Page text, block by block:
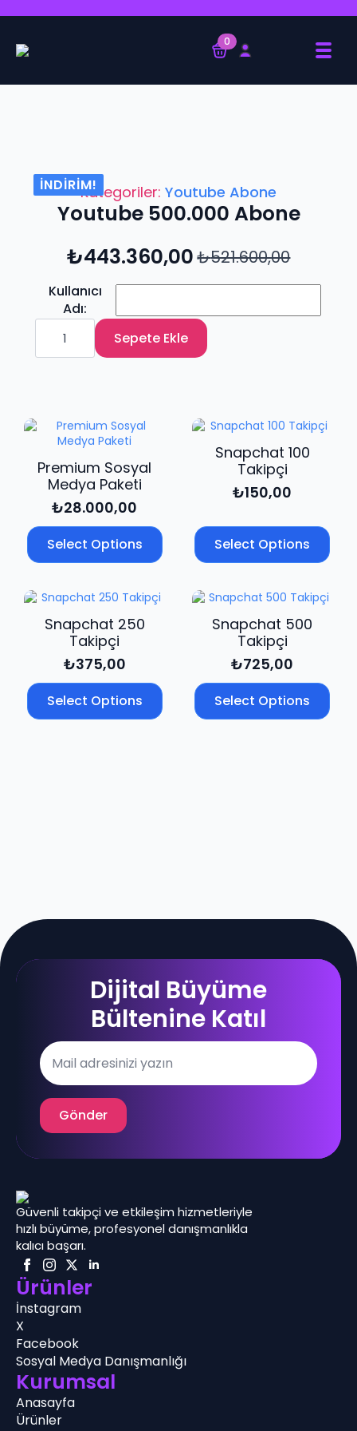
0
İNDIRIM!Kategoriler: Youtube Abone
Youtube 500.000 Abone
₺521.600,00
Orijinal
₺521.600,00.
₺443.360,00
Şu
fiyat:
₺443.360,00.
Kullanıcı
Adı
Youtube
500.000
adet
Sepete Ekle
Premium Sosyal
Medya Paketi
₺28.000,00
Select Options
Snapchat 100
Takipçi
₺150,00
Select Options
Snapchat 250
Takipçi
₺375,00
Select Options
Snapchat 500
Takipçi
₺725,00
Select Options
Dijital Büyüme
Bültenine Katıl
Email
*
Gönder
Güvenli takipçi ve etkileşim hizmetleriyle
hızlı büyüme, profesyonel danışmanlıkla
kalıcı başarı.
Ürünler
İnstagram
X
Facebook
Sosyal Medya Danışmanlığı
Kurumsal
Anasayfa
Ürünler